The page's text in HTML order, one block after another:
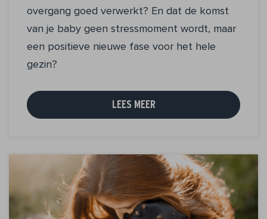
overgang goed verwerkt? En dat de komst
van je baby geen stressmoment wordt, maar
een positieve nieuwe fase voor het hele
gezin?
LEES MEER